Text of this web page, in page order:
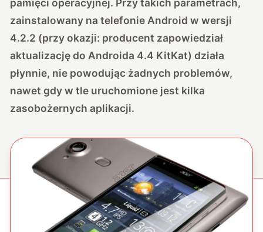
pamięci operacyjnej. Przy takich parametrach,
zainstalowany na telefonie Android w wersji
4.2.2 (przy okazji: producent zapowiedział
aktualizację do Androida 4.4 KitKat) działa
płynnie, nie powodując żadnych problemów,
nawet gdy w tle uruchomione jest kilka
zasobożernych aplikacji.